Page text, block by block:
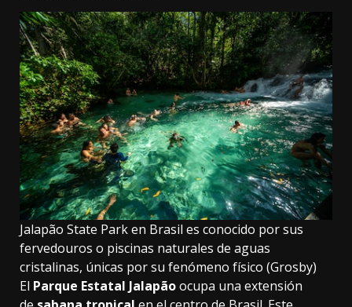
Jalapão State Park en Brasil es conocido por sus
fervedouros o piscinas naturales de aguas
cristalinas, únicas por su fenómeno físico (Grosby)
El Parque Estatal Jalapãoocupa una extensión